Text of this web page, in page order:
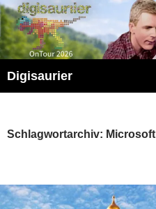
Zum
Inhalt
springen
Digisaurier
Schlagwortarchiv: Microsoft